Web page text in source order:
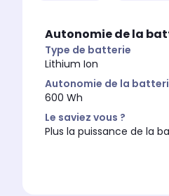
Autonomie de la
Type de batterie
Lithium Ion
Autonomie de la
600 Wh
Le saviez vous ?
Plus la puissance de la